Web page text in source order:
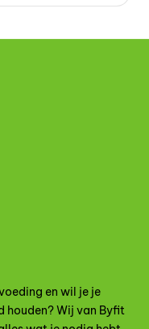
en wil je je
houden? Wij van Byfit